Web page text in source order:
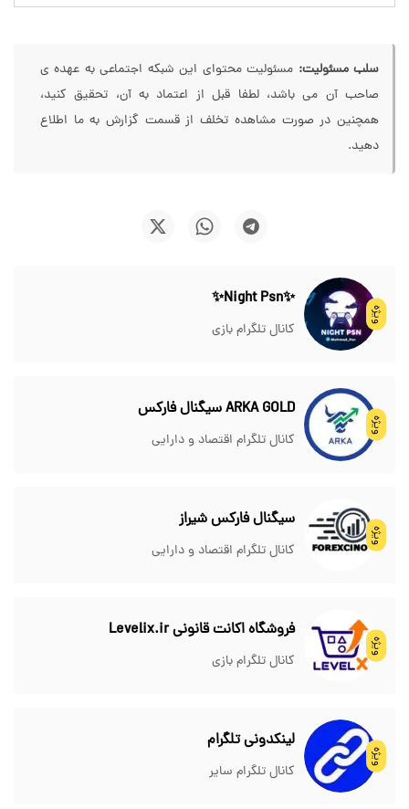
سلب مسئولیت: مسئولیت محتوای این شبکه اجتماعی به عهده ی
صاحب آن می باشد، لطفا قبل از اعتماد به آن، تحقیق کنید،
همچنین در صورت مشاهده تخلف از قسمت گزارش به ما اطلاع
دهید.
ویژه
✨Night Psn✨
کانال تلگرام بازی
ویژه
ARKA GOLD سیگنال فارکس
کانال تلگرام اقتصاد و دارایی
ویژه
سیگنال فارکس شیراز
کانال تلگرام اقتصاد و دارایی
ویژه
فروشگاه اکانت قانونی Levelix.ir
کانال تلگرام بازی
ویژه
لینکدونی تلگرام
کانال تلگرام سایر